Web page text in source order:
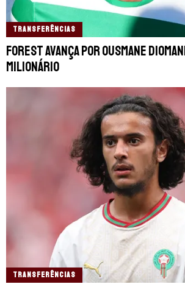
TRANSFERÊNCIAS
Forest avança por Ousmane
milionário
TRANSFERÊNCIAS